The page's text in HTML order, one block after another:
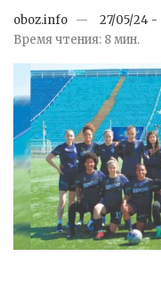
oboz.info
27/05/24 -
Время чтения: 8 мин.